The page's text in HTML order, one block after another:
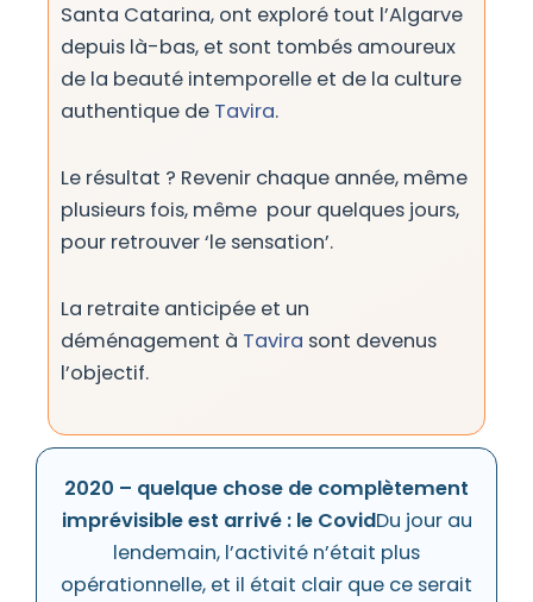
Santa Catarina, ont exploré tout l’Algarve
depuis là-bas, et sont tombés amoureux
de la beauté intemporelle et de la culture
authentique de Tavira.
Le résultat ? Revenir chaque année, même
plusieurs fois, même pour quelques jours,
pour retrouver ‘le sensation’.
La retraite anticipée et un
déménagement à Tavira sont devenus
l’objectif.
2020 – quelque chose de complètement
imprévisible est arrivé : le CovidDu jour au
lendemain, l’activité n’était plus
opérationnelle, et il était clair que ce serait